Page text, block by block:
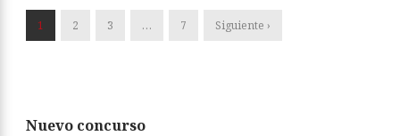
1 2 3 … 7 Siguiente ›
Nuevo concurso